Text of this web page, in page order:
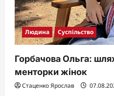
Людина Суспільство
Горбачова Ольга:
менторки жінок
Стаценко Ярослав